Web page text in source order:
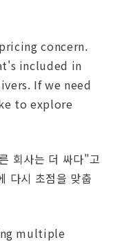
concern.
included in
If we need
to explore
회사는 더 싸다"고
다시 초점을 맞춥
multiple